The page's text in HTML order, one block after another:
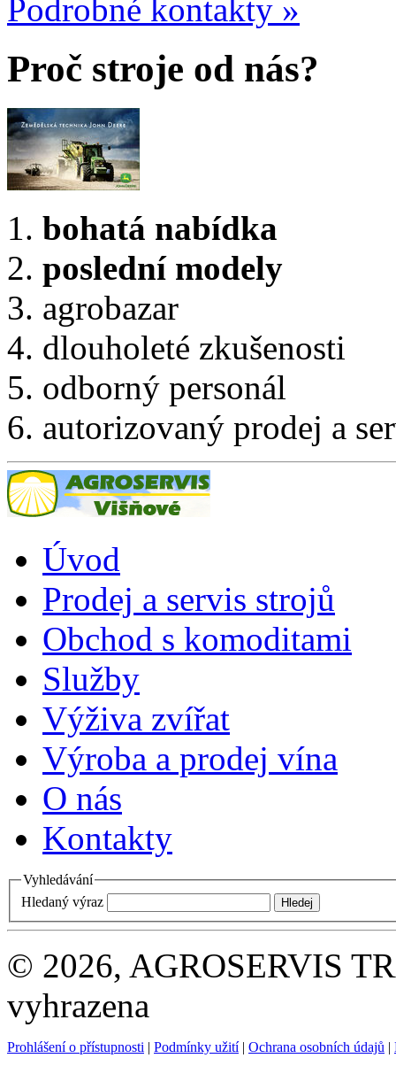
Podrobné kontakty »
Proč stroje od nás?
bohatá nabídka
poslední modely
agrobazar
dlouholeté zkušenosti
odborný personál
autorizovaný prodej a
Úvod
Prodej a servis strojů
Obchod s komoditami
Služby
Výživa zvířat
Výroba a prodej vína
O nás
Kontakty
Vyhledávání
Hledaný výraz
© 2026, AGROSERVIS
vyhrazena
Prohlášení o přístupnosti | Podmínky užití| Ochrana osobních údajů |